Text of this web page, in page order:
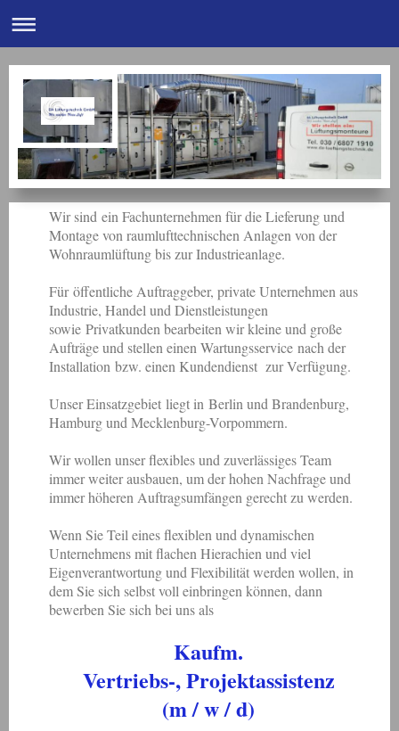
Wir sind ein Fachunternehmen für die Lieferung und
Montage von raumlufttechnischen Anlagen von der
Wohnraumlüftung bis zur Industrieanlage.
Für öffentliche Auftraggeber, private Unternehmen aus
Industrie, Handel und Dienstleistungen
sowie Privatkunden bearbeiten wir kleine und große
Aufträge und stellen einen Wartungsservice nach der
Installation bzw. einen Kundendienst zur Verfügung.
Unser Einsatzgebiet liegt in Berlin und Brandenburg,
Hamburg und Mecklenburg-Vorpommern.
Wir wollen unser flexibles und zuverlässiges Team
immer weiter ausbauen, um der hohen Nachfrage und
immer höheren Auftragsumfängen gerecht zu werden.
Wenn Sie Teil eines flexiblen und dynamischen
Unternehmens mit flachen Hierachien und viel
Eigenverantwortung und Flexibilität werden wollen, in
dem Sie sich selbst voll einbringen können, dann
bewerben Sie sich bei uns als
Kaufm.
Vertriebs-, Projektassistenz
(m / w / d)